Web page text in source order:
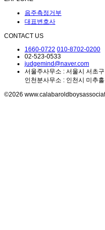
음주측정거부
대표변호사
CONTACT US
1660-0722 010-8702-0200
02-523-0533
judgemind@naver.com
서울주사무소 : 서울시 서초
인천분사무소 : 인천시 미추
©2026